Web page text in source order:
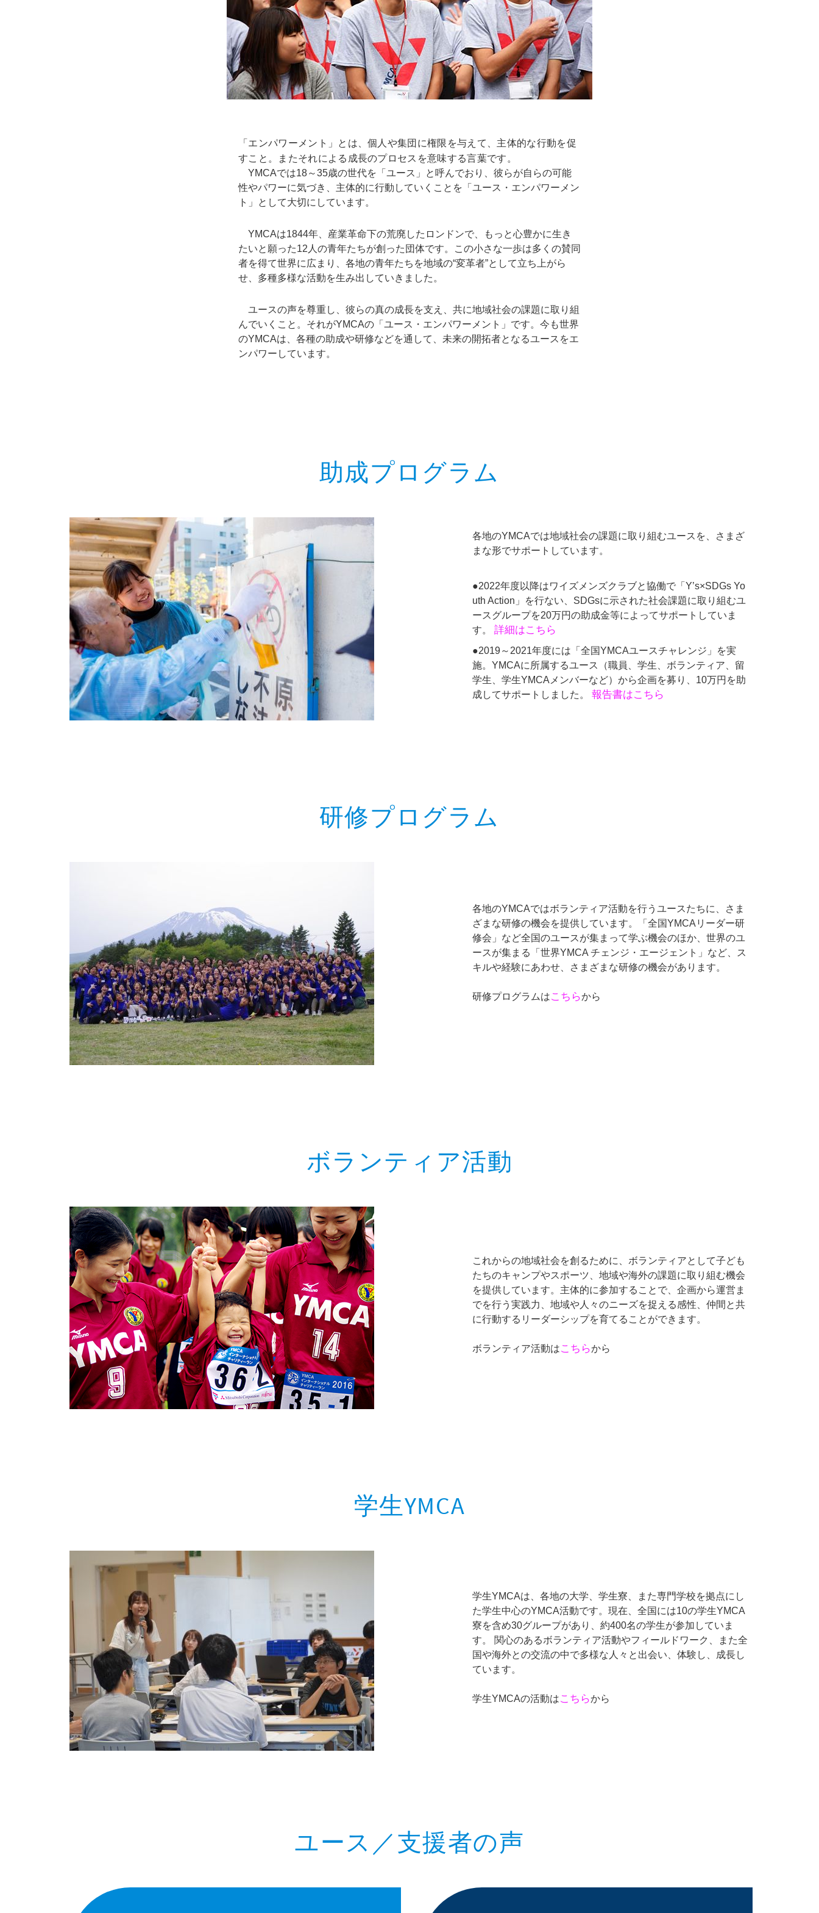
「エンパワーメント」とは、個人や集団に権限を与えて、主体的な行動を促
すこと。またそれによる成長のプロセスを意味する言葉です。
YMCAでは18～35歳の世代を「ユース」と呼んでおり、彼らが自らの可能
性やパワーに気づき、主体的に行動していくことを「ユース・エンパワーメン
ト」として大切にしています。
YMCAは1844年、産業革命下の荒廃したロンドンで、もっと心豊かに生き
たいと願った12人の青年たちが創った団体です。この小さな一歩は多くの賛同
者を得て世界に広まり、各地の青年たちを地域の“変革者”として立ち上がら
せ、多種多様な活動を生み出していきました。
ユースの声を尊重し、彼らの真の成長を支え、共に地域社会の課題に取り組
んでいくこと。それがYMCAの「ユース・エンパワーメント」です。今も世界
のYMCAは、各種の助成や研修などを通して、未来の開拓者となるユースをエ
ンパワーしています。
助成プログラム
各地のYMCAでは地域社会の課題に取り組むユースを、さまざ
まな形でサポートしています。
●2022年度以降はワイズメンズクラブと協働で「Y’s×SDGs Yo
uth Action」を行ない、SDGsに示された社会課題に取り組むユ
ースグループを20万円の助成金等によってサポートしていま
す。 詳細はこちら
●2019～2021年度には「全国YMCAユースチャレンジ」を実
施。YMCAに所属するユース（職員、学生、ボランティア、留
学生、学生YMCAメンバーなど）から企画を募り、10万円を助
成してサポートしました。 報告書はこちら
研修プログラム
各地のYMCAではボランティア活動を行うユースたちに、さま
ざまな研修の機会を提供しています。「全国YMCAリーダー研
修会」など全国のユースが集まって学ぶ機会のほか、世界のユ
ースが集まる「世界YMCA チェンジ・エージェント」など、ス
キルや経験にあわせ、さまざまな研修の機会があります。
研修プログラムはこちらから
ボランティア活動
これからの地域社会を創るために、ボランティアとして子ども
たちのキャンプやスポーツ、地域や海外の課題に取り組む機会
を提供しています。主体的に参加することで、企画から運営ま
でを行う実践力、地域や人々のニーズを捉える感性、仲間と共
に行動するリーダーシップを育てることができます。
ボランティア活動はこちらから
学生YMCA
学生YMCAは、各地の大学、学生寮、また専門学校を拠点にし
た学生中心のYMCA活動です。現在、全国には10の学生YMCA
寮を含め30グループがあり、約400名の学生が参加していま
す。 関心のあるボランティア活動やフィールドワーク、また全
国や海外との交流の中で多様な人々と出会い、体験し、成長し
ています。
学生YMCAの活動はこちらから
ユース／支援者の声